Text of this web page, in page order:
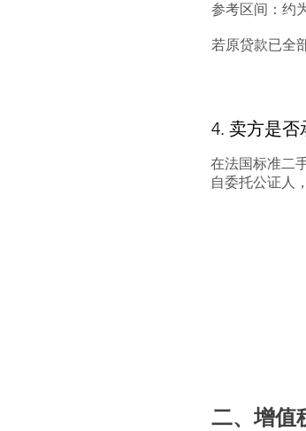
参考区间：约
若原贷款已全
4. 卖方是否
在法国标准二
自委托公证人
二、增值